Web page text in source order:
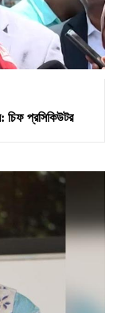
চিফ প্রসিকিউটর